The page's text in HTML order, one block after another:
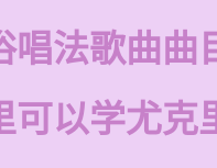
唱法歌曲曲
可以学尤克